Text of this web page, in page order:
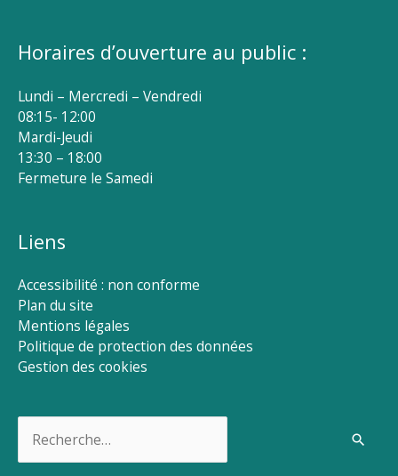
Horaires d’ouverture au public :
Lundi – Mercredi – Vendredi
08:15- 12:00
Mardi-Jeudi
13:30 – 18:00
Fermeture le Samedi
Liens
Accessibilité : non conforme
Plan du site
Mentions légales
Politique de protection des données
Gestion des cookies